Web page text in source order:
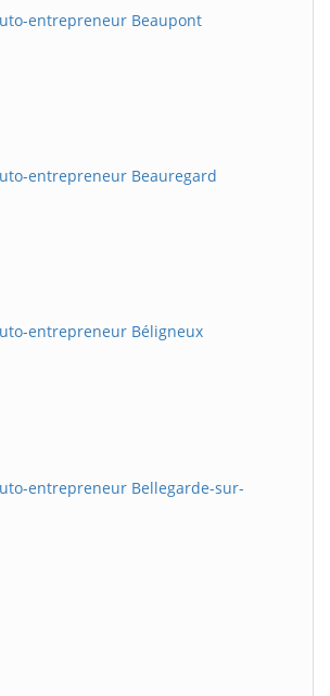
entrepreneur Beaupont
entrepreneur Beauregard
entrepreneur Béligneux
entrepreneur Bellegarde-sur-